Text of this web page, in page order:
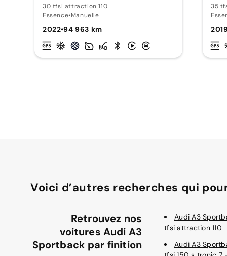
30 tfsi attraction 110
Essence•Manuelle
2022•94 963 km
35
Voici d’autres recherches qui
Retrouvez nos
voitures Audi A3
Sportback par finition
Audi A3
tfsi attraction 110
Audi A3